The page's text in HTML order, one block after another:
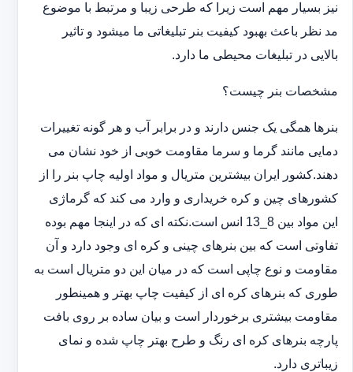
نیز بسیار مهم است زیرا که طرحی زیبا و مرتبط با موضوع
مد نظر باعث بهبود کیفیت بنر تبلیغاتی ما میشود و تاثیر
بالایی در تبلیغات محیطی ما دارد.
مشخصات بنر چیست؟
بنرها همگی یک جنس دارند و در برابر آب و هر گونه تغییرات
دمایی مانند گرما و سرما مقاومت خوبی از خود نشان می
دهند.کشور ایران بیشترین متریال و مواد اولیه چاپ بنر را از
کشورهای چین و کره خریداری و وارد می کند که گرماژی
این مواد بین 8_13 انس است.نکته ای که در اینجا مهم بوده
تفاوتی است که بین بنرهای چینی و کره ای وجود دارد و آن
مقاومت و نوع چاپی است که در میان این دو متریال است به
طوری که بنرهای کره ای از کیفیت چاپ بهتر و همینطور
مقاومت بیشتری برخوردار است و بیان ساده بر روی بافت
پارچه بنرهای کره ای رنگ و طرح بهتر چاپ شده و نمای
زیباتری دارد.